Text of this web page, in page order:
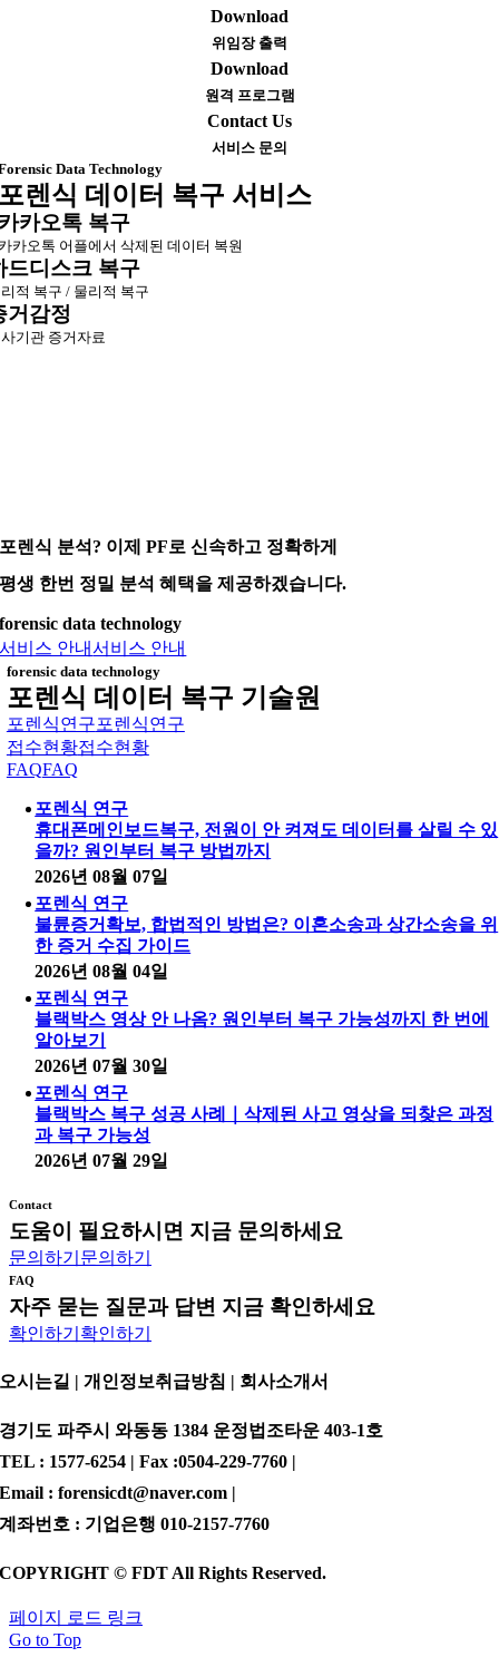
Download
위임장 출력
Download
원격 프로그램
Contact Us
서비스 문의
Data Technology
렌식 데이터 복구 서비스
카오톡 복구
카오톡 어플에서 삭제된 데이터 복원
드디스크 복구
적 복구 / 물리적 복구
거감정
기관 증거자료
포렌식 분석? 이제 PF로 신속하고 정확하게
평생 한번 정밀 분석 혜택을 제공하겠습니다.
forensic data technology
서비스 안내서비스 안내
forensic data technology
포렌식 데이터 복구 기술원
포렌식연구포렌식연구
접수현황접수현황
FAQFAQ
포렌식 연구
휴대폰메인보드복구, 전원이 안 켜져도 데이터를 살릴 수 있
을까? 원인부터 복구 방법까지
2026년 08월 07일
포렌식 연구
불륜증거확보, 합법적인 방법은? 이혼소송과 상간소송을 위
한 증거 수집 가이드
2026년 08월 04일
포렌식 연구
블랙박스 영상 안 나옴? 원인부터 복구 가능성까지 한 번에
알아보기
2026년 07월 30일
포렌식 연구
블랙박스 복구 성공 사례｜삭제된 사고 영상을 되찾은 과정
과 복구 가능성
2026년 07월 29일
Contact
도움이 필요하시면 지금 문의하세요
문의하기 문의하기
FAQ
자주 묻는 질문과 답변 지금 확인하세요
확인하기 확인하기
오시는길 | 개인정보취급방침 | 회사소개서
경기도 파주시 와동동 1384 운정법조타운 403-1호
TEL : 1577-6254 | Fax :0504-229-7760 |
Email : forensicdt@naver.com |
계좌번호 : 기업은행 010-2157-7760
COPYRIGHT © FDT All Rights Reserved.
페이지 로드 링크
Go to Top